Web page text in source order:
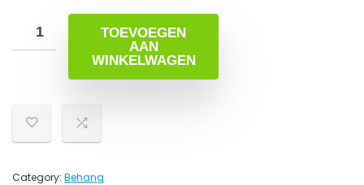
TOEVOEGEN
AAN
WINKELWAGEN
Category: Behang